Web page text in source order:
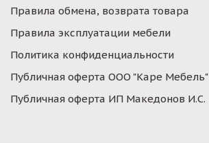
Правила обмена, возврата товара
Правила эксплуатации мебели
Политика конфиденциальности
Публичная оферта ООО "Каре Мебель"
Публичная оферта ИП Македонов И.С.